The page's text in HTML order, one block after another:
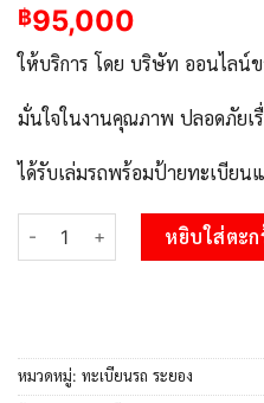
฿95,000
ให้บริการ โดย บริษัท ออนไลน์ข
มั่นใจในงานคุณภาพ ปลอดภัยเรื่
ได้รับเล่มรถพร้อมป้ายทะเบียน
จำนวน 2.OKdee ทะเบียนรถร
หยิบใส่ตะก
หมวดหมู่: ทะเบียนรถ ระยอง